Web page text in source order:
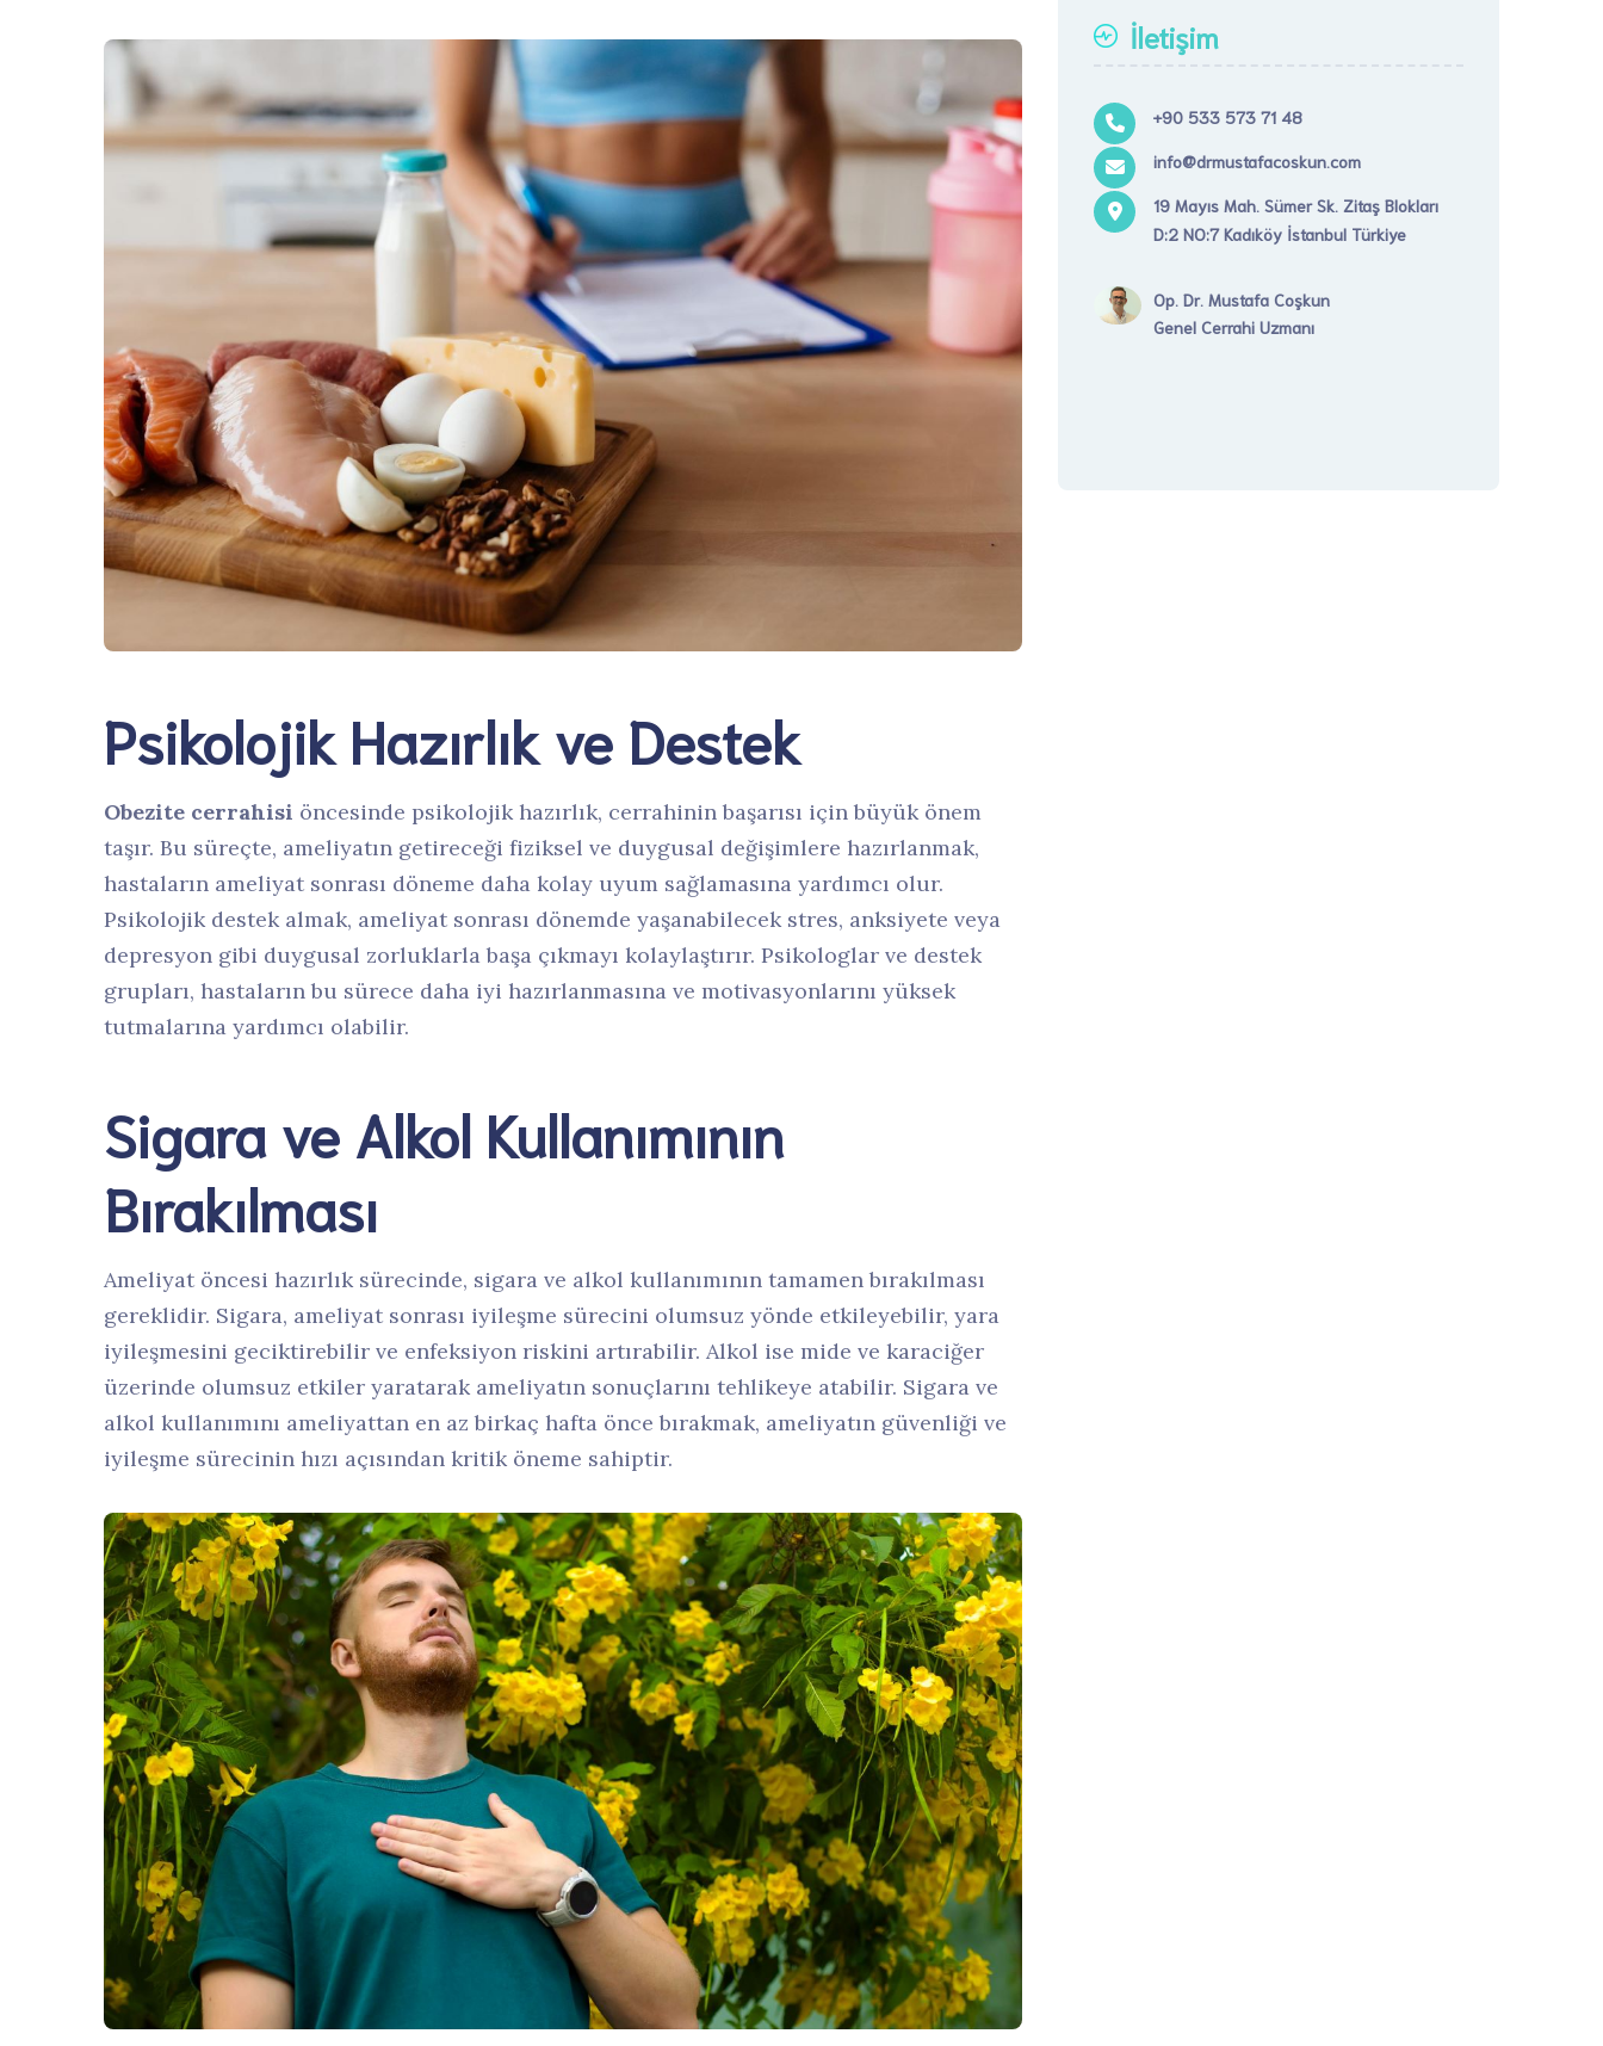
Psikolojik Hazırlık ve Destek
Obezite cerrahisi öncesinde psikolojik hazırlık, cerrahinin başarısı için büyük önem
taşır. Bu süreçte, ameliyatın getireceği fiziksel ve duygusal değişimlere hazırlanmak,
hastaların ameliyat sonrası döneme daha kolay uyum sağlamasına yardımcı olur.
Psikolojik destek almak, ameliyat sonrası dönemde yaşanabilecek stres, anksiyete veya
depresyon gibi duygusal zorluklarla başa çıkmayı kolaylaştırır. Psikologlar ve destek
grupları, hastaların bu sürece daha iyi hazırlanmasına ve motivasyonlarını yüksek
tutmalarına yardımcı olabilir.
Sigara ve Alkol Kullanımının
Bırakılması
Ameliyat öncesi hazırlık sürecinde, sigara ve alkol kullanımının tamamen bırakılması
gereklidir. Sigara, ameliyat sonrası iyileşme sürecini olumsuz yönde etkileyebilir, yara
iyileşmesini geciktirebilir ve enfeksiyon riskini artırabilir. Alkol ise mide ve karaciğer
üzerinde olumsuz etkiler yaratarak ameliyatın sonuçlarını tehlikeye atabilir. Sigara ve
alkol kullanımını ameliyattan en az birkaç hafta önce bırakmak, ameliyatın güvenliği ve
iyileşme sürecinin hızı açısından kritik öneme sahiptir.
İletişim
+90 533 573 71 48
info@drmustafacoskun.com
19 Mayıs Mah. Sümer Sk. Zitaş Blokları
D:2 NO:7 Kadıköy İstanbul Türkiye
Op. Dr. Mustafa Coşkun
Genel Cerrahi Uzmanı